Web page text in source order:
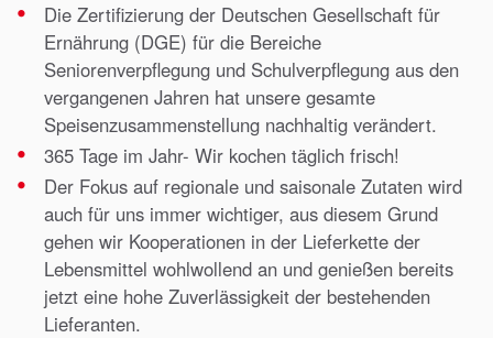
Die Zertifizierung der Deutschen Gesellschaft für
Ernährung (DGE) für die Bereiche
Seniorenverpflegung und Schulverpflegung aus den
vergangenen Jahren hat unsere gesamte
Speisenzusammenstellung nachhaltig verändert.
365 Tage im Jahr- Wir kochen täglich frisch!
Der Fokus auf regionale und saisonale Zutaten wird
auch für uns immer wichtiger, aus diesem Grund
gehen wir Kooperationen in der Lieferkette der
Lebensmittel wohlwollend an und genießen bereits
jetzt eine hohe Zuverlässigkeit der bestehenden
Lieferanten.